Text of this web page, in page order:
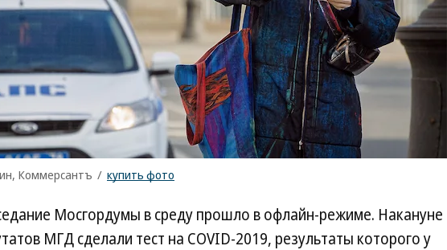
Коммерсантъ / купить фото
Мосгордумы в среду прошло в офлайн-режиме. Накануне
МГД сделали тест на COVID-2019, результаты которого у